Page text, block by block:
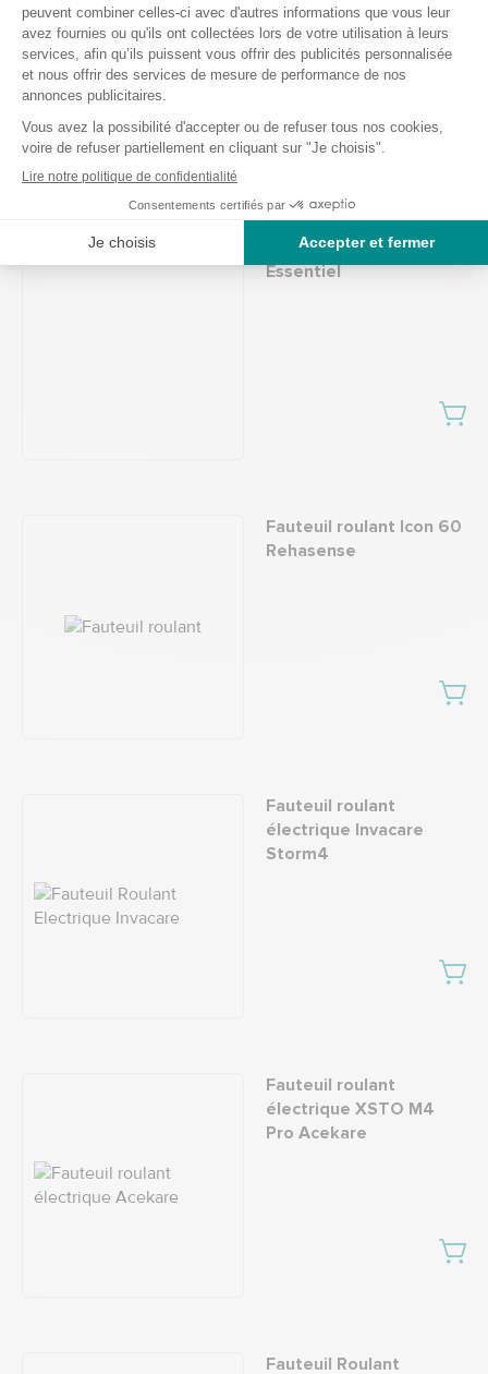
Fauteuil roulant Weely
Essentiel
Fauteuil roulant Icon 60
Rehasense
Fauteuil roulant
électrique Invacare
Storm4
Fauteuil roulant
électrique XSTO M4
Pro Acekare
Fauteuil Roulant